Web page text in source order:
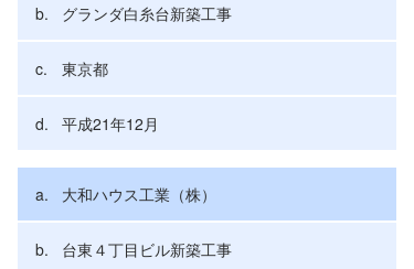
グランダ白糸台新築工事
東京都
平成21年12月
大和ハウス工業（株）
台東４丁目ビル新築工事